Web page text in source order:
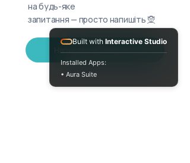
на будь-яке
запитання — просто напишіть 🧝
Написати в Telegram
Built with Interactive Studio
Installed Apps:
• Aura Suite